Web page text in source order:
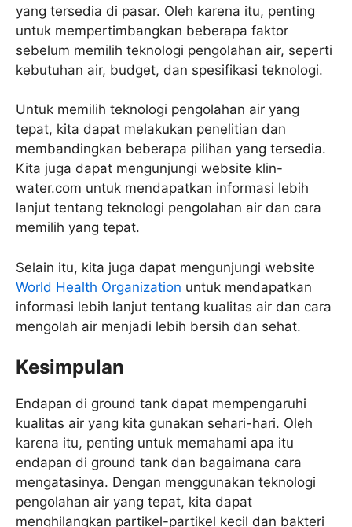
yang tersedia di pasar. Oleh karena itu, penting
untuk mempertimbangkan beberapa faktor
sebelum memilih teknologi pengolahan air, seperti
kebutuhan air, budget, dan spesifikasi teknologi.
Untuk memilih teknologi pengolahan air yang
tepat, kita dapat melakukan penelitian dan
membandingkan beberapa pilihan yang tersedia.
Kita juga dapat mengunjungi website klin-
water.com untuk mendapatkan informasi lebih
lanjut tentang teknologi pengolahan air dan cara
memilih yang tepat.
Selain itu, kita juga dapat mengunjungi website
World Health Organization untuk mendapatkan
informasi lebih lanjut tentang kualitas air dan cara
mengolah air menjadi lebih bersih dan sehat.
Kesimpulan
Endapan di ground tank dapat mempengaruhi
kualitas air yang kita gunakan sehari-hari. Oleh
karena itu, penting untuk memahami apa itu
endapan di ground tank dan bagaimana cara
mengatasinya. Dengan menggunakan teknologi
pengolahan air yang tepat, kita dapat
menghilangkan partikel-partikel kecil dan bakteri